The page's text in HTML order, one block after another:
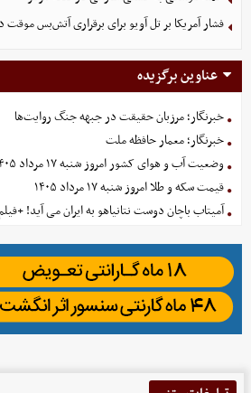
فشار آمریکا بر تل ‌آویو برای برقراری آتش‌بس موقت
عناوین برگزیده
خبرنگار؛ مرزبان حقیقت در جبهه جنگ روایت‌ها
خبرنگار؛ معمار حافظه ملت
وضعیت آب و هوای کشور امروز شنبه ۱۷ مرداد ۱۴۰۵
قیمت سکه و طلا امروز شنبه ۱۷ مرداد ۱۴۰۵
آمیتاب باچان دوست نتانیاهو به ایران می آید!